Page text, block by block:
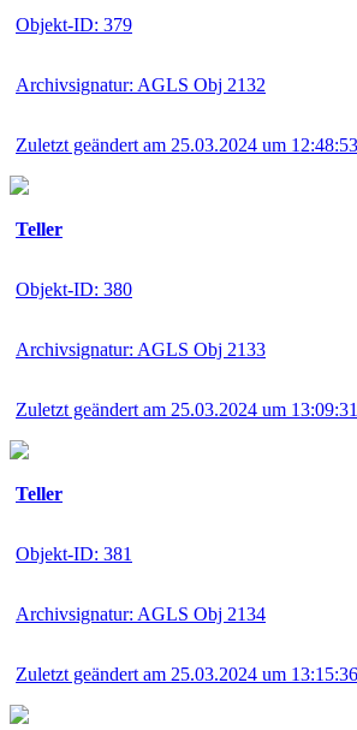
Objekt-ID: 379
Archivsignatur: AGLS Obj 2132
Zuletzt geändert am 25.03.2024 um
Teller
Objekt-ID: 380
Archivsignatur: AGLS Obj 2133
Zuletzt geändert am 25.03.2024 um
Teller
Objekt-ID: 381
Archivsignatur: AGLS Obj 2134
Zuletzt geändert am 25.03.2024 um